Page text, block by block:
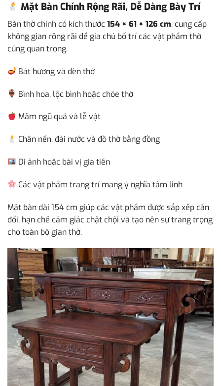
Mặt Bàn Chính Rộng Rãi, Dễ Dàng Bày Trí
Bàn thờ chính có kích thước154 × 61 × 126 cm, cung cấp
không gian rộng rãi để gia chủ bố trí các vật phẩm thờ
cúng quan trọng.
Bát hương và đèn thờ
Bình hoa, lộc bình hoặc chóe thờ
Mâm ngũ quả và lễ vật
Chân nến, đài nước và đồ thờ bằng đồng
Di ảnh hoặc bài vị gia tiên
Các vật phẩm trang trí mang ý nghĩa tâm linh
Mặt bàn dài 154 cm giúp các vật phẩm được sắp xếp cân
đối, hạn chế cảm giác chật chội và tạo nên sự trang trọng
cho toàn bộ gian thờ.